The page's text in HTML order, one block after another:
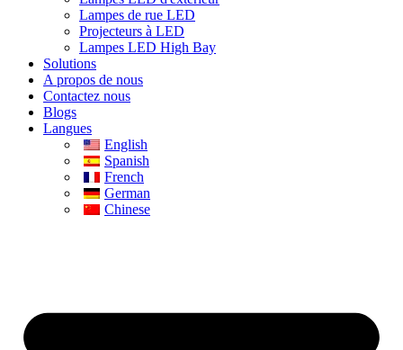
Lampes de rue LED
Projecteurs à LED
Lampes LED High Bay
Solutions
A propos de nous
Contactez nous
Blogs
Langues
English
Spanish
French
German
Chinese